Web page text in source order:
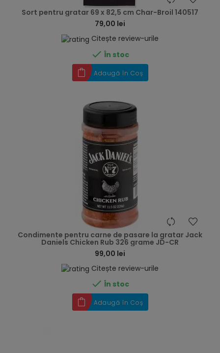
Sort pentru gratar 69 x 82,5 cm Char-Broil 140517
79,00 lei
Citește review-urile
 În stoc
Adaugă în Coș
Condimente pentru carne de pasare la gratar Jack
Daniels Chicken Rub 326 grame JD-CR
99,00 lei
Citește review-urile
 În stoc
Adaugă în Coș